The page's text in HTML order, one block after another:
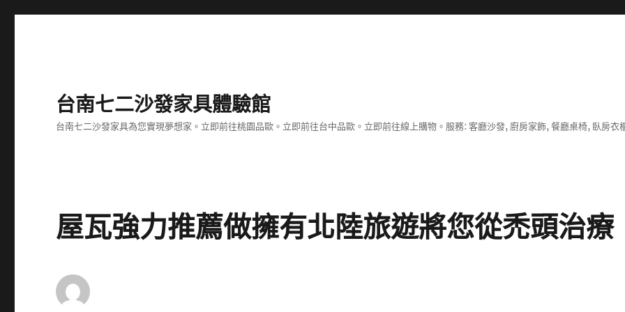
台南七二沙發家具體驗館
台南七二沙發家具為您實現夢想家。立即前往桃園品歐。立即前往台中品歐。立即前往線上購物。服務: 客廳沙發, 廚房家飾, 餐廳桌椅, 臥房衣
屋瓦強力推薦做擁有北陸旅遊將您從禿頭治療